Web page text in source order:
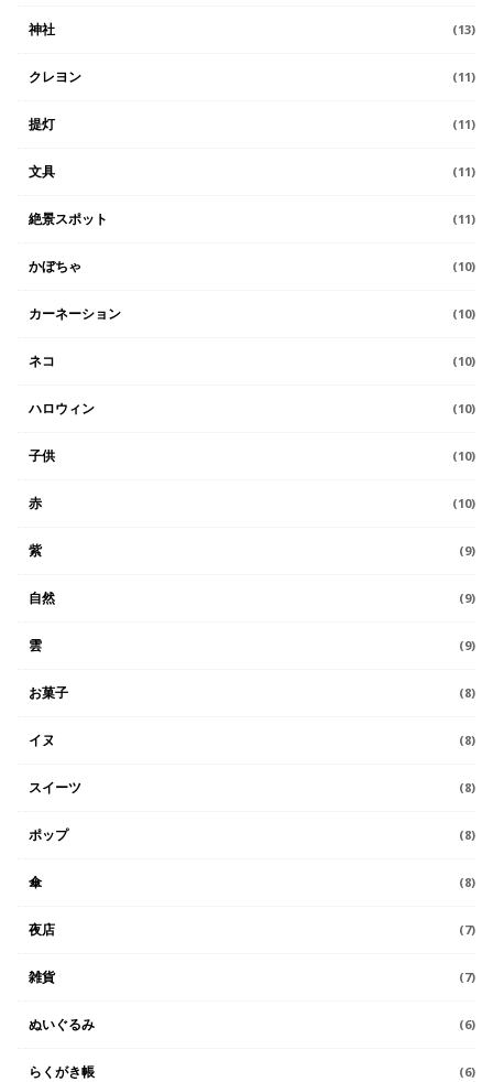
神社 (13)
クレヨン (11)
提灯 (11)
文具 (11)
絶景スポット (11)
かぼちゃ (10)
カーネーション (10)
ネコ (10)
ハロウィン (10)
子供 (10)
赤 (10)
紫 (9)
自然 (9)
雲 (9)
お菓子 (8)
イヌ (8)
スイーツ (8)
ポップ (8)
傘 (8)
夜店 (7)
雑貨 (7)
ぬいぐるみ (6)
らくがき帳 (6)